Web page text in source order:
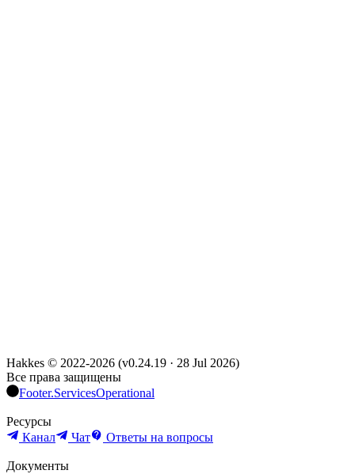
Hakkes © 2022-2026 (v0.24.19 · 28 Jul 2026)
Все права защищены
Footer.ServicesOperational
Ресурсы
Канал
Чат Ответы на вопросы
Документы